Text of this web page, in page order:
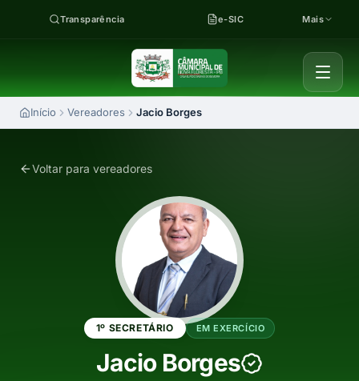
Transparência e-SIC Mais
Início Vereadores Jacio Borges
Voltar para vereadores
1º SECRETÁRIO EM EXERCÍCIO
Jacio Borges